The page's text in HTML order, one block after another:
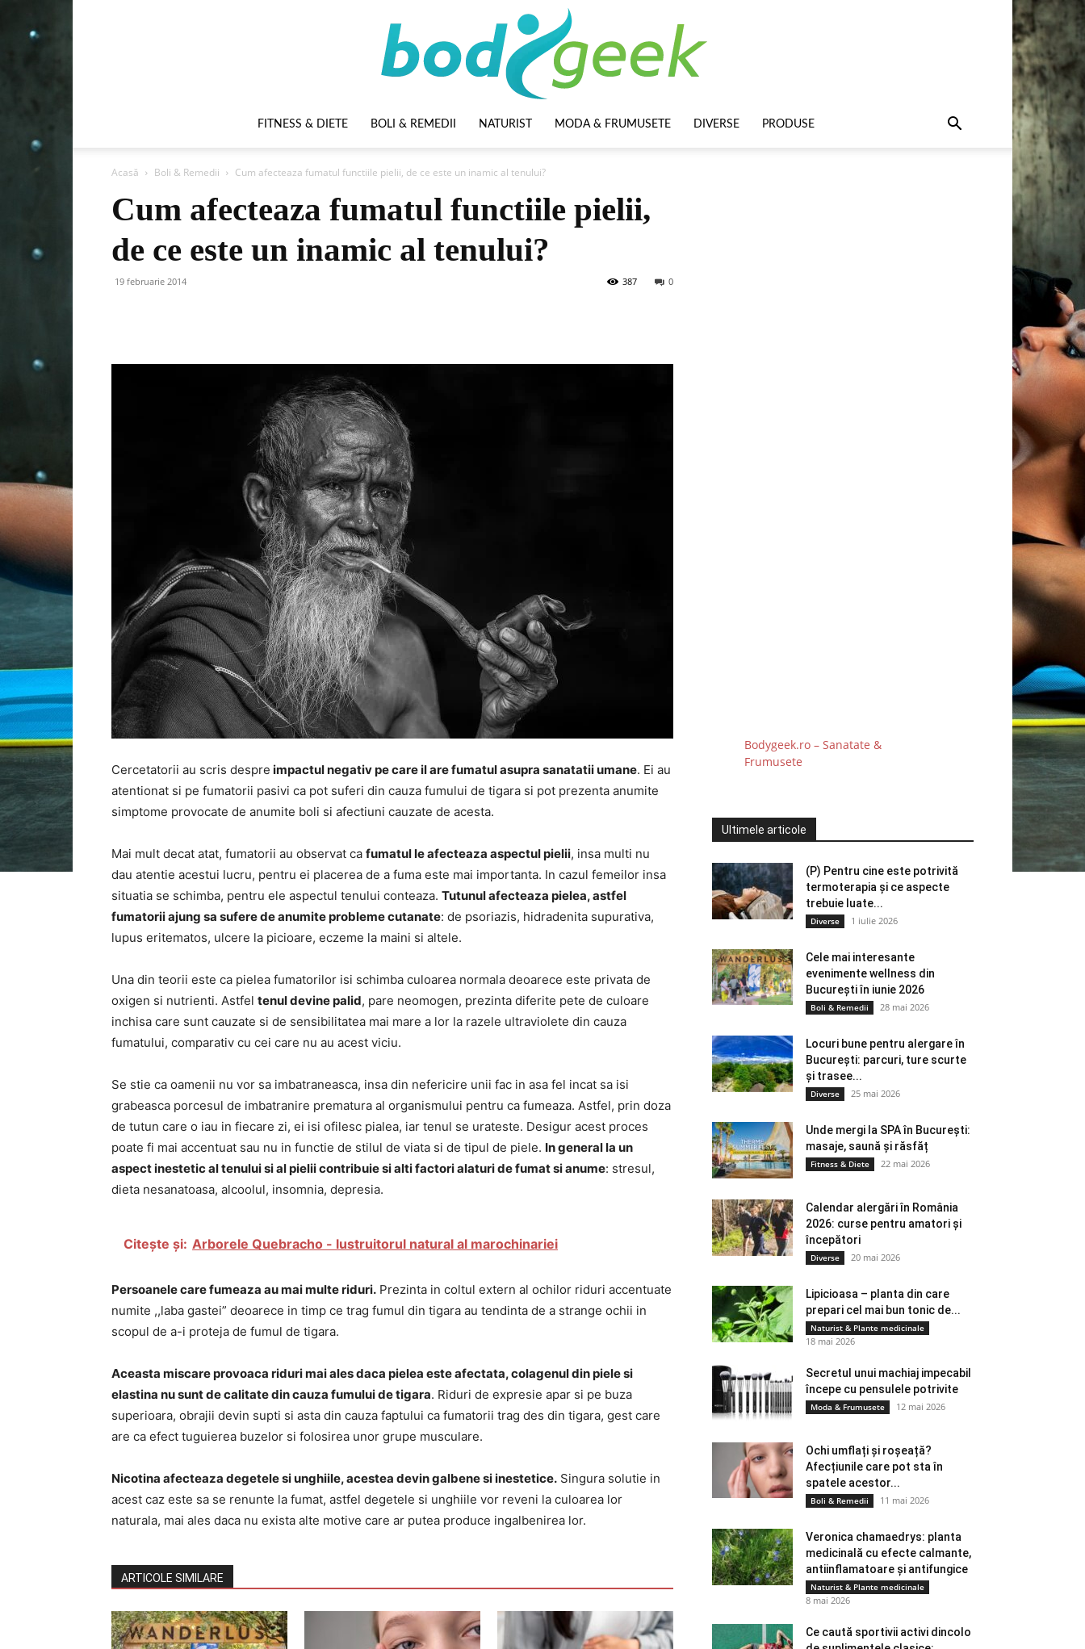
FITNESS & DIETE BOLI & REMEDII NATURIST MODA & FRUMUSETE DIVERSE PRODUSE
Acasă Boli & Remedii Cum afecteaza fumatul functiile pielii, de ce este un inamic al tenului?
Cum afecteaza fumatul functiile pielii,
de ce este un inamic al tenului?
19 februarie 2014 0
387
Cercetatorii au scris despre impactul negativ pe care il are fumatul asupra sanatatii umane. Ei au
atentionat si pe fumatorii pasivi ca pot suferi din cauza fumului de tigara si pot prezenta anumite
simptome provocate de anumite boli si afectiuni cauzate de acesta.
Mai mult decat atat, fumatorii au observat ca fumatul le afecteaza aspectul pielii, insa multi nu
dau atentie acestui lucru, pentru ei placerea de a fuma este mai importanta. In cazul femeilor insa
situatia se schimba, pentru ele aspectul tenului conteaza. Tutunul afecteaza pielea, astfel
fumatorii ajung sa sufere de anumite probleme cutanate: de psoriazis, hidradenita supurativa,
lupus eritematos, ulcere la picioare, eczeme la maini si altele.
Una din teorii este ca pielea fumatorilor isi schimba culoarea normala deoarece este privata de
oxigen si nutrienti. Astfel tenul devine palid, pare neomogen, prezinta diferite pete de culoare
inchisa care sunt cauzate si de sensibilitatea mai mare a lor la razele ultraviolete din cauza
fumatului, comparativ cu cei care nu au acest viciu.
Se stie ca oamenii nu vor sa imbatraneasca, insa din nefericire unii fac in asa fel incat sa isi
grabeasca porcesul de imbatranire prematura al organismului pentru ca fumeaza. Astfel, prin doza
de tutun care o iau in fiecare zi, ei isi ofilesc pialea, iar tenul se urateste. Desigur acest proces
poate fi mai accentuat sau nu in functie de stilul de viata si de tipul de piele. In general la un
aspect inestetic al tenului si al pielii contribuie si alti factori alaturi de fumat si anume: stresul,
dieta nesanatoasa, alcoolul, insomnia, depresia.
Citește și: Arborele Quebracho - lustruitorul natural al marochinariei
Persoanele care fumeaza au mai multe riduri. Prezinta in coltul extern al ochilor riduri accentuate
numite ,,laba gastei” deoarece in timp ce trag fumul din tigara au tendinta de a strange ochii in
scopul de a-i proteja de fumul de tigara.
Aceasta miscare provoaca riduri mai ales daca pielea este afectata, colagenul din piele si
elastina nu sunt de calitate din cauza fumului de tigara. Riduri de expresie apar si pe buza
superioara, obrajii devin supti si asta din cauza faptului ca fumatorii trag des din tigara, gest care
are ca efect tuguierea buzelor si folosirea unor grupe musculare.
Nicotina afecteaza degetele si unghiile, acestea devin galbene si inestetice. Singura solutie in
acest caz este sa se renunte la fumat, astfel degetele si unghiile vor reveni la culoarea lor
naturala, mai ales daca nu exista alte motive care ar putea produce ingalbenirea lor.
ARTICOLE SIMILARE
Bodygeek.ro – Sanatate &
Frumusete
Ultimele articole
(P) Pentru cine este potrivită
termoterapia și ce aspecte
trebuie luate...
Diverse 1 iulie 2026
Cele mai interesante
evenimente wellness din
București în iunie 2026
Boli & Remedii 28 mai 2026
Locuri bune pentru alergare în
București: parcuri, ture scurte
și trasee...
Diverse 25 mai 2026
Unde mergi la SPA în București:
masaje, saună și răsfăț
Fitness & Diete 22 mai 2026
Calendar alergări în România
2026: curse pentru amatori și
începători
Diverse 20 mai 2026
Lipicioasa – planta din care
prepari cel mai bun tonic de...
Naturist & Plante medicinale
18 mai 2026
Secretul unui machiaj impecabil
începe cu pensulele potrivite
Moda & Frumusete 12 mai 2026
Ochi umflați și roșeață?
Afecțiunile care pot sta în
spatele acestor...
Boli & Remedii 11 mai 2026
Veronica chamaedrys: planta
medicinală cu efecte calmante,
antiinflamatoare și antifungice
Naturist & Plante medicinale
8 mai 2026
Ce caută sportivii activi dincolo